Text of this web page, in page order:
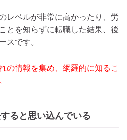
レベルが非常に高かったり、労
とを知らずに転職した結果、後
スです。
の情報を集め、網羅的に知るこ
ると思い込んでいる